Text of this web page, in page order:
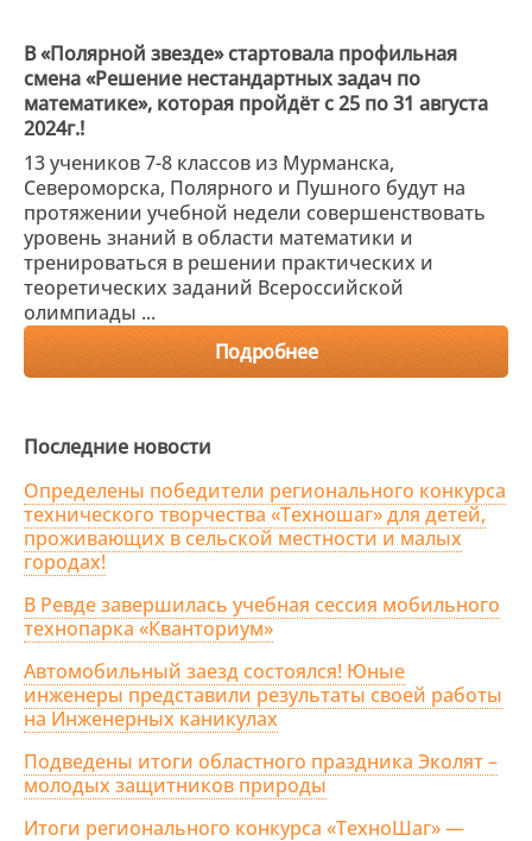
В «Полярной звезде» стартовала профильная
смена «Решение нестандартных задач по
математике», которая пройдёт с 25 по 31 августа
2024г.!
13 учеников 7-8 классов из Мурманска,
Североморска, Полярного и Пушного будут на
протяжении учебной недели совершенствовать
уровень знаний в области математики и
тренироваться в решении практических и
теоретических заданий Всероссийской
олимпиады ...
Подробнее
Последние новости
Определены победители регионального конкурса
технического творчества «Техношаг» для детей,
проживающих в сельской местности и малых
городах!
В Ревде завершилась учебная сессия мобильного
технопарка «Кванториум»
Автомобильный заезд состоялся! Юные
инженеры представили результаты своей работы
на Инженерных каникулах
Подведены итоги областного праздника Эколят –
молодых защитников природы
Итоги регионального конкурса «ТехноШаг» —